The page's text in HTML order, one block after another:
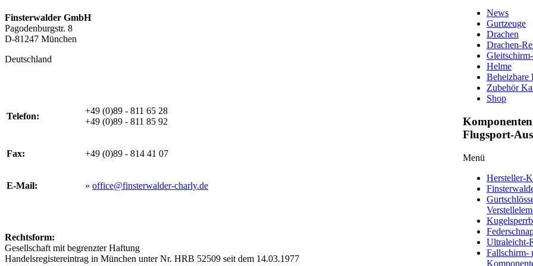
Finsterwalder GmbH
Pagodenburgstr. 8
D-81247 München
Deutschland
Telefon:
+49 (0)89 - 811 65 28
+49 (0)89 - 811 85 92
Fax: +49 (0)89 - 814 41 07
E-Mail: » office@finsterwalder-charly.de
Rechtsform:
Gesellschaft mit begrenzter Haftung
Handelsregistereintrag in München unter Nr. HRB 52509 seit dem 14.03.1977
News
Gurtzeuge
Drachen
Drachen-
Helme
Beheizbare
Zubehör
Shop
Flugsport-
Menü
Hersteller-
Ultraleicht-
Fallschirm-